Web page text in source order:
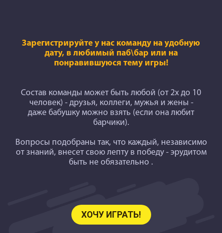
Зарегистрируйте у нас команду на удобную
дату, в любимый паб\бар или на
понравившуюся тему игры!
Состав команды может быть любой (от 2х до 10
человек) - друзья, коллеги, мужья и жены -
даже бабушку можно взять (если она любит
барчики).
Вопросы подобраны так, что каждый, независимо
от знаний, внесет свою лепту в победу - эрудитом
быть не обязательно .
ХОЧУ ИГРАТЬ!